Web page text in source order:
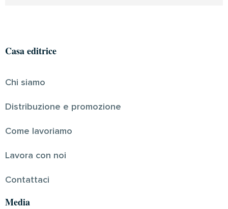
Casa editrice
Chi siamo
Distribuzione e promozione
Come lavoriamo
Lavora con noi
Contattaci
Media